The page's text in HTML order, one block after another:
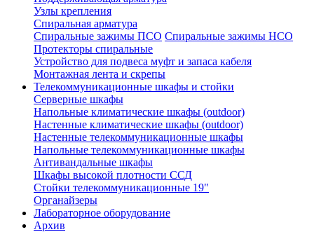
Узлы крепления
Спиральная арматура
Спиральные зажимы ПСО Спиральные зажимы НСО
Протекторы спиральные
Устройство для подвеса муфт и запаса кабеля
Монтажная лента и скрепы
Телекоммуникационные шкафы и стойки
Серверные шкафы
Напольные климатические шкафы (outdoor)
Настенные климатические шкафы (outdoor)
Настенные телекоммуникационные шкафы
Напольные телекоммуникационные шкафы
Антивандальные шкафы
Шкафы высокой плотности ССД
Стойки телекоммуникационные 19"
Органайзеры
Лабораторное оборудование
Архив